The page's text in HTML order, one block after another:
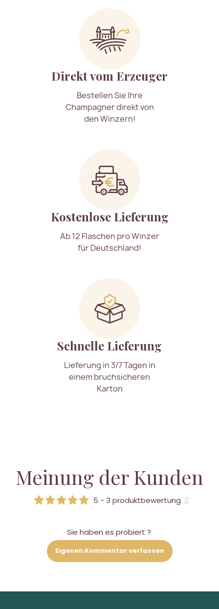
Direkt vom Erzeuger
Bestellen Sie Ihre
Champagner direkt von
den Winzern!
Kostenlose Lieferung
Ab 12 Flaschen pro Winzer
für Deutschland!
Schnelle Lieferung
Lieferung in 3/7 Tagen in
einem bruchsicheren
Karton
Meinung der Kunden
5 - 3 produktbewertung
Sie haben es probiert ?
Eigenen Kommentar verfassen